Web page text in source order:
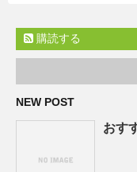
購読する
NEW POST
おす